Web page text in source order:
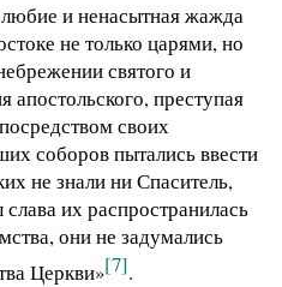
и ненасытная жажда
не только царями, но
святого и
апостольского, преступая
своих
соборов пытались ввести
не знали ни Спаситель,
их распространилась
они не задумались
Церкви»[7].